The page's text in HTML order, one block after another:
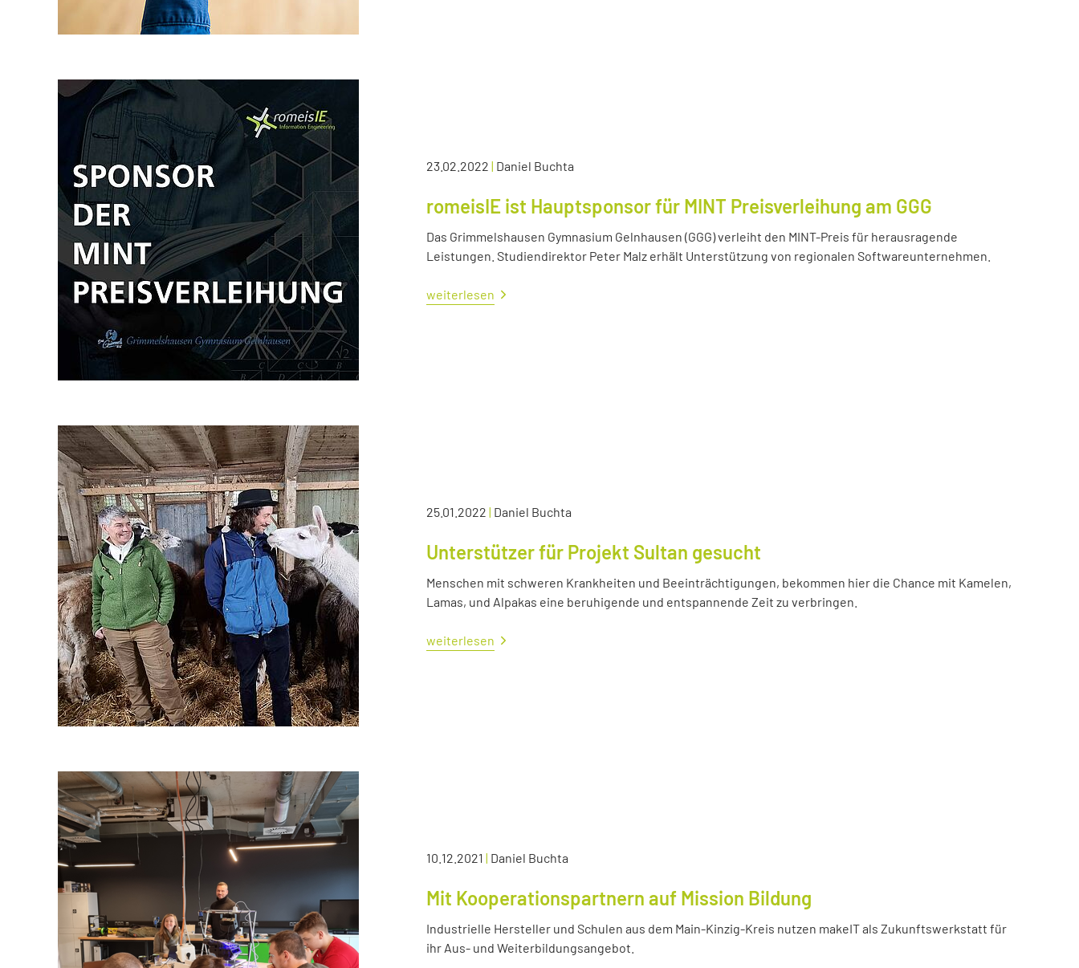
23.02.2022 | Daniel Buchta
romeisIE ist Hauptsponsor für MINT Preisverleihung am GGG
Das Grimmelshausen Gymnasium Gelnhausen (GGG) verleiht den MINT-Preis für herausragende
Leistungen. Studiendirektor Peter Malz erhält Unterstützung von regionalen Softwareunternehmen.
weiterlesen
25.01.2022 | Daniel Buchta
Unterstützer für Projekt Sultan gesucht
Menschen mit schweren Krankheiten und Beeinträchtigungen, bekommen hier die Chance mit Kamelen,
Lamas, und Alpakas eine beruhigende und entspannende Zeit zu verbringen.
weiterlesen
10.12.2021 | Daniel Buchta
Mit Kooperationspartnern auf Mission Bildung
Industrielle Hersteller und Schulen aus dem Main-Kinzig-Kreis nutzen makeIT als Zukunftswerkstatt für
ihr Aus- und Weiterbildungsangebot.